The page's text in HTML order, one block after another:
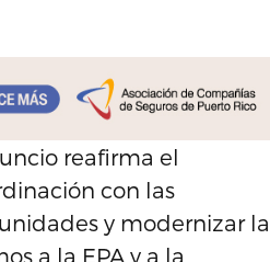
reafirma el
con las
y modernizar la
a la EPA y a la